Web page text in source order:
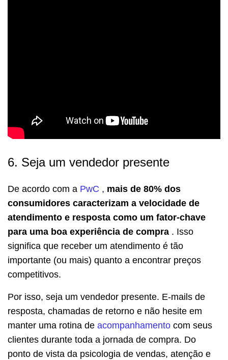
6. Seja um vendedor presente
De acordo com a PwC , mais de 80% dos
consumidores caracterizam a velocidade de
atendimento e resposta como um fator-chave
para uma boa experiência de compra . Isso
significa que receber um atendimento é tão
importante (ou mais) quanto a encontrar preços
competitivos.
Por isso, seja um vendedor presente. E-mails de
resposta, chamadas de retorno e não hesite em
manter uma rotina de acompanhamento com seus
clientes durante toda a jornada de compra. Do
ponto de vista da psicologia de vendas, atenção e